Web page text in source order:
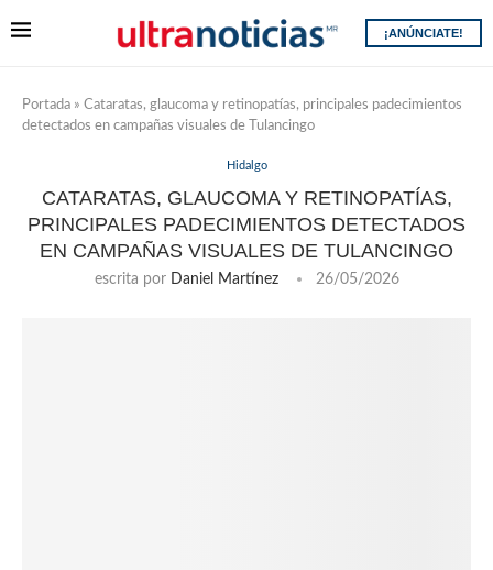
¡ANÚNCIATE!
Portada » Cataratas, glaucoma y retinopatías, principales padecimientos
detectados en campañas visuales de Tulancingo
Hidalgo
CATARATAS, GLAUCOMA Y RETINOPATÍAS,
PRINCIPALES PADECIMIENTOS DETECTADOS
EN CAMPAÑAS VISUALES DE TULANCINGO
escrita por Daniel Martínez 26/05/2026